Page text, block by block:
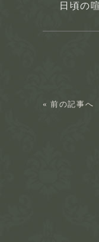
日頃の
« 前の記事へ